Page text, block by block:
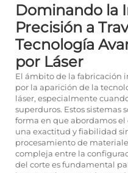
Dominando la
Precisión a
Tecnología
por Láser
El ámbito de la fabricación
por la aparición de la
láser, especialmente
superduros. Estos sistemas
forma en que abordamos
una exactitud y fiabilidad
procesamiento de
compleja entre la
del corte es fundamental